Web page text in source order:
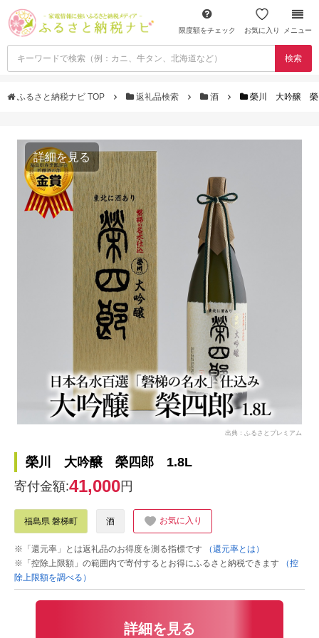
限度額をチェック お気に入り メニュー
検索
ふるさと納税ナビ TOP 返礼品検索 酒 榮川 大吟醸
詳細を見る
出典：ふるさとプレミアム
榮川 大吟醸 榮四郎 1.8L
寄付金額:41,000円
福島県 磐梯町 酒 お気に入り
※「還元率」とは返礼品のお得度を測る指標です
（還元率とは）
※「控除上限額」の範囲内で寄付するとお得にふるさと納税できます
（控
除上限額を調べる）
詳細を見る